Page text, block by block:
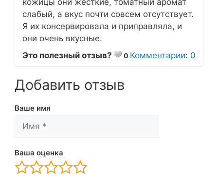
кожицы они жесткие, томатный аромат
слабый, а вкус почти совсем отсутствует.
Я их консервировала и приправляла, и
они очень вкусные.
Это полезный отзыв?
0 Комментарии: 0
Добавить отзыв
Ваше имя
Ваша оценка